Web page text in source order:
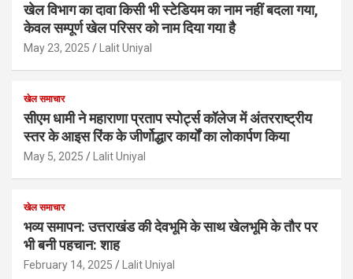
खेल विभाग का दावा किसी भी स्टेडियम का नाम नहीं बदला गया,
केवल सम्पूर्ण खेल परिसर को नाम दिया गया है
May 23, 2025 Lalit Uniyal
खेल समाचार
सीएम धामी ने महाराणा प्रताप स्पोर्ट्स कॉलेज में अंतरराष्ट्रीय
स्तर के आइस रिंक के जीर्णोद्धार कार्यों का लोकार्पण किया
May 5, 2025 Lalit Uniyal
खेल समाचार
भव्य समापन: उत्तराखंड की देवभूमि के साथ खेलभूमि के तौर पर
भी बनी पहचान: शाह
February 14, 2025 Lalit Uniyal